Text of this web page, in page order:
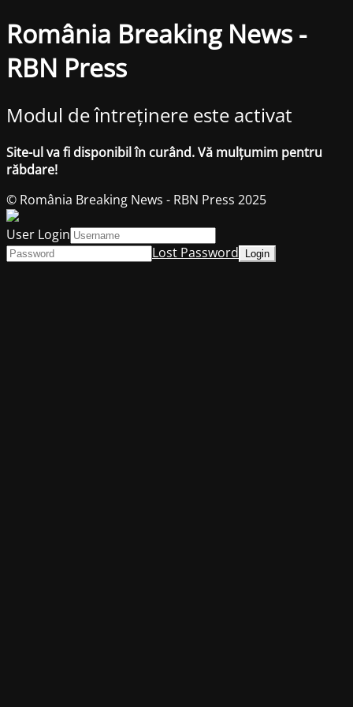
România Breaking News -
RBN Press
Modul de întreținere este activat
Site-ul va fi disponibil în curând. Vă mulțumim pentru
răbdare!
© România Breaking News - RBN Press 2025
User Login
Lost Password